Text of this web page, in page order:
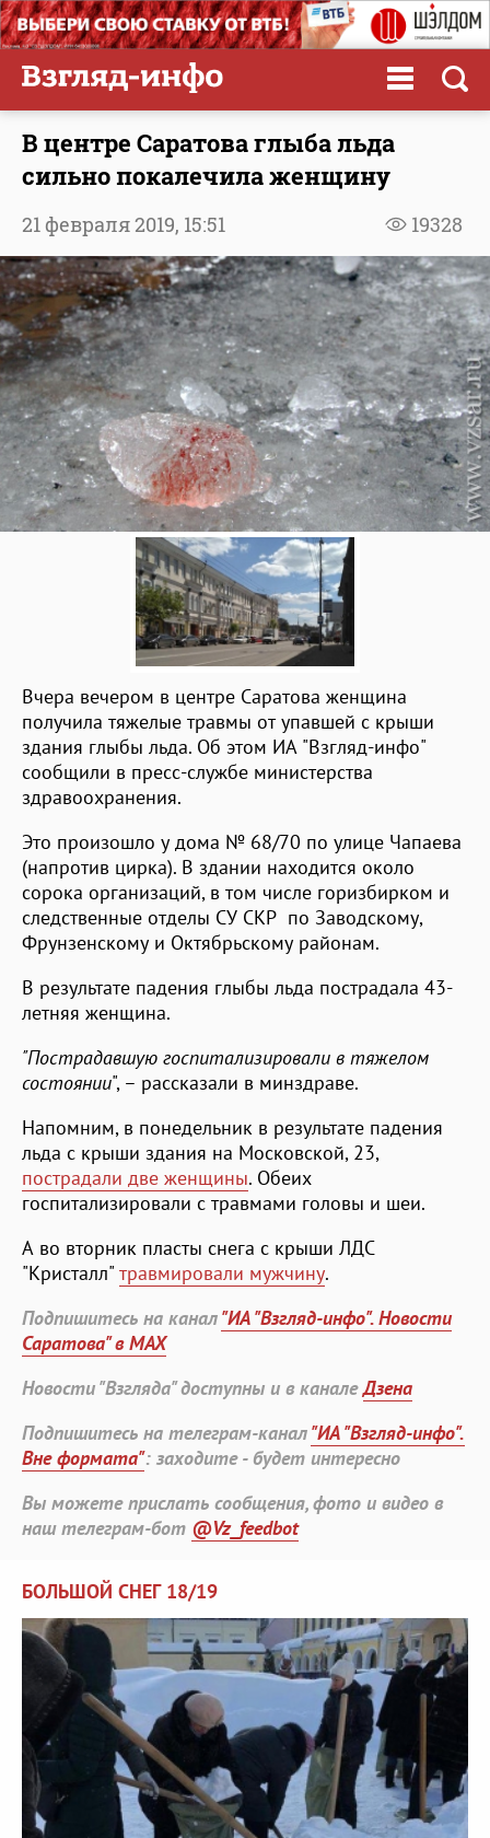
В центре Саратова глыба льда
сильно покалечила женщину
19328
21 февраля 2019, 15:51
Вчера вечером в центре Саратова женщина
получила тяжелые травмы от упавшей с крыши
здания глыбы льда. Об этом ИА "Взгляд-инфо"
сообщили в пресс-службе министерства
здравоохранения.
Это произошло у дома № 68/70 по улице Чапаева
(напротив цирка). В здании находится около
сорока организаций, в том числе горизбирком и
следственные отделы СУ СКР по Заводскому,
Фрунзенскому и Октябрьскому районам.
В результате падения глыбы льда пострадала 43-
летняя женщина.
"Пострадавшую госпитализировали в тяжелом
состоянии", – рассказали в минздраве.
Напомним, в понедельник в результате падения
льда с крыши здания на Московской, 23,
пострадали две женщины. Обеих
госпитализировали с травмами головы и шеи.
А во вторник пласты снега с крыши ЛДС
"Кристалл" травмировали мужчину.
Подпишитесь на канал"ИА "Взгляд-инфо". Новости
Саратова" в MAX
Новости "Взгляда" доступны и в каналеДзена
Подпишитесь на телеграм-канал"ИА "Взгляд-инфо".
Вне формата": заходите - будет интересно
Вы можете прислать сообщения, фото и видео в
наш телеграм-бот @Vz_feedbot
БОЛЬШОЙ СНЕГ 18/19